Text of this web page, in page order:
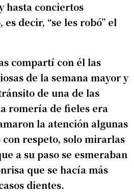
hasta conciertos
decir, “se les robó” el
compartí con él las
de la semana mayor y
de una de las
romería de fieles era
la atención algunas
respeto, solo mirarlas
a su paso se esmeraban
que se hacía más
dientes.